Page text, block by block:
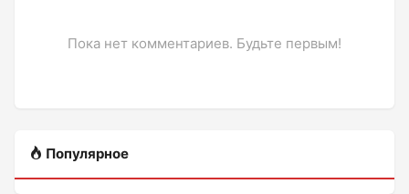
Пока нет комментариев. Будьте первым!
Популярное